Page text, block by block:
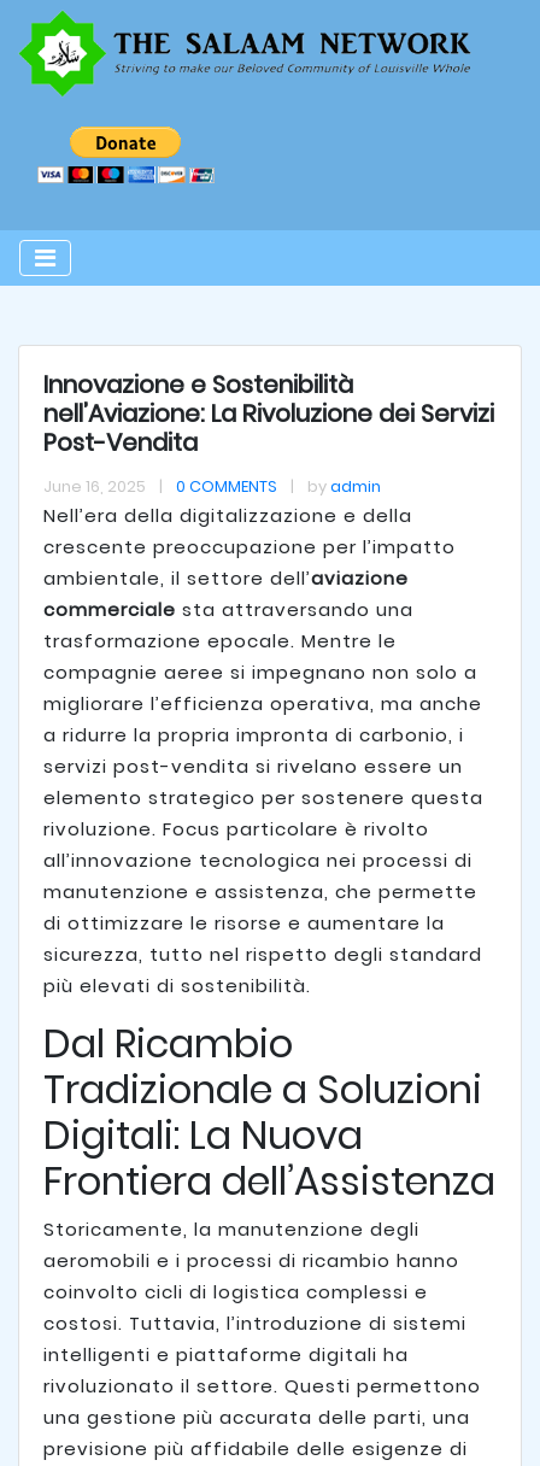
Innovazione e Sostenibilità
nell’Aviazione: La Rivoluzione dei Servizi
Post-Vendita
June 16, 2025 | 0 COMMENTS | byadmin
Nell’era della digitalizzazione e della
crescente preoccupazione per l’impatto
ambientale, il settore dell’aviazione
commerciale sta attraversando una
trasformazione epocale. Mentre le
compagnie aeree si impegnano non solo a
migliorare l’efficienza operativa, ma anche
a ridurre la propria impronta di carbonio, i
servizi post-vendita si rivelano essere un
elemento strategico per sostenere questa
rivoluzione. Focus particolare è rivolto
all’innovazione tecnologica nei processi di
manutenzione e assistenza, che permette
di ottimizzare le risorse e aumentare la
sicurezza, tutto nel rispetto degli standard
più elevati di sostenibilità.
Dal Ricambio
Tradizionale a Soluzioni
Digitali: La Nuova
Frontiera dell’Assistenza
Storicamente, la manutenzione degli
aeromobili e i processi di ricambio hanno
coinvolto cicli di logistica complessi e
costosi. Tuttavia, l’introduzione di sistemi
intelligenti e piattaforme digitali ha
rivoluzionato il settore. Questi permettono
una gestione più accurata delle parti, una
previsione più affidabile delle esigenze di